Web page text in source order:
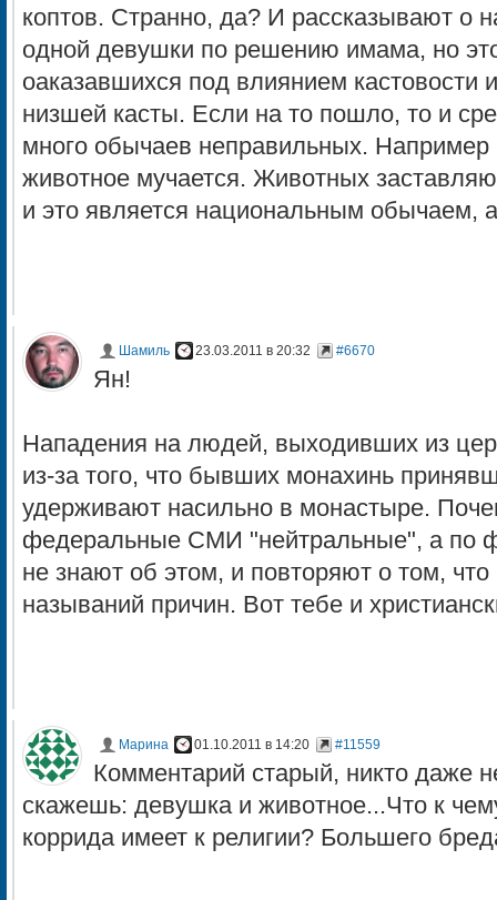
коптов. Странно, да? И рассказывают о
одной девушки по решению имама, но
оаказавшихся под влиянием
низшей касты. Если на то пошло, то и
много обычаев неправильных. Например
животное мучается. Животных
и это является национальным обычаем,
Шамиль 23.03.2011 в 20:32 #6670
Ян!
Нападения на людей, выходивших из
из-за того, что бывших монахинь
удерживают насильно в монастыре.
федеральные СМИ "нейтральные", а по
не знают об этом, и повторяют о том,
называний причин. Вот тебе и
Марина 01.10.2011 в 14:20 #11559
Комментарий старый, никто даже
скажешь: девушка и животное...Что к
коррида имеет к религии? Большего